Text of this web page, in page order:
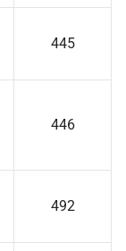
445
446
492